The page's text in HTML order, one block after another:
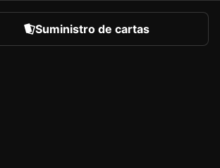
Suministro de cartas